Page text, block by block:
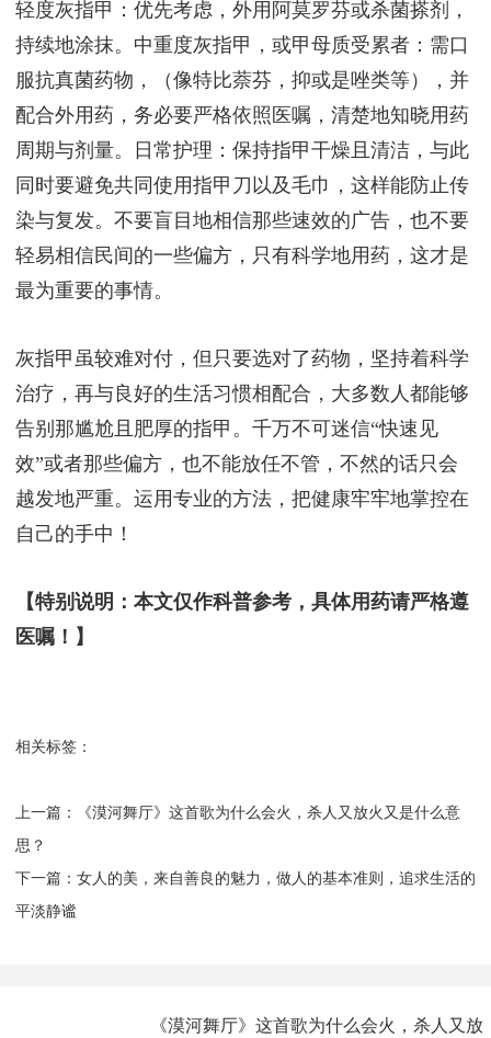
轻度灰指甲：优先考虑，外用阿莫罗芬或杀菌搽剂，
持续地涂抹。中重度灰指甲，或甲母质受累者：需口
服抗真菌药物，（像特比萘芬，抑或是唑类等），并
配合外用药，务必要严格依照医嘱，清楚地知晓用药
周期与剂量。日常护理：保持指甲干燥且清洁，与此
同时要避免共同使用指甲刀以及毛巾，这样能防止传
染与复发。不要盲目地相信那些速效的广告，也不要
轻易相信民间的一些偏方，只有科学地用药，这才是
最为重要的事情。
灰指甲虽较难对付，但只要选对了药物，坚持着科学
治疗，再与良好的生活习惯相配合，大多数人都能够
告别那尴尬且肥厚的指甲。千万不可迷信“快速见
效”或者那些偏方，也不能放任不管，不然的话只会
越发地严重。运用专业的方法，把健康牢牢地掌控在
自己的手中！
【特别说明：本文仅作科普参考，具体用药请严格遵
医嘱！】
相关标签：
上一篇：
​《漠河舞厅》这首歌为什么会火，杀人又放火又是什么意
思？
下一篇： ​女人的美，来自善良的魅力，做人的基本准则，追求生活的
平淡静谧
​《漠河舞厅》这首歌为什么会火，杀人又放